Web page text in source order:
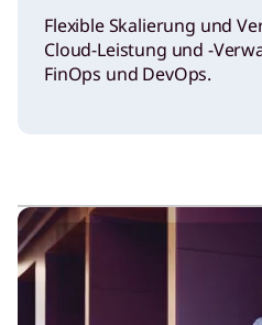
Flexible Skalierung und
Cloud-Leistung und -
FinOps und DevOps.